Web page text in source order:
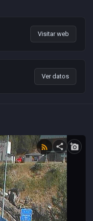
Visitar web
Ver datos
rss_feed share add_a_photo